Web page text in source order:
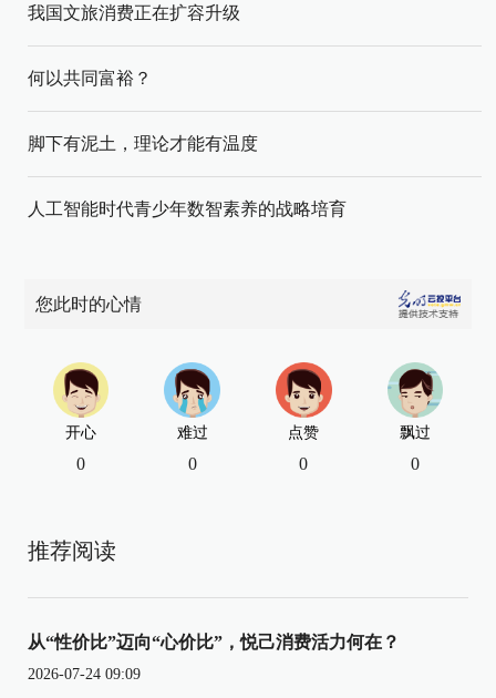
我国文旅消费正在扩容升级
何以共同富裕？
脚下有泥土，理论才能有温度
人工智能时代青少年数智素养的战略培育
您此时的心情
开心
0
难过
0
点赞
0
飘过
0
推荐阅读
从“性价比”迈向“心价比”，悦己消费活力何在？
2026-07-24 09:09